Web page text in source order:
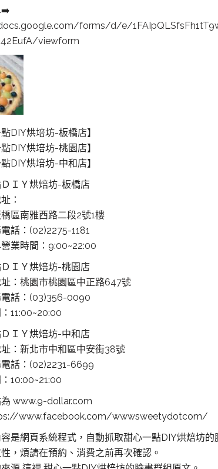
➡️
forms/d/e/
viewform
點DIY烘培坊-板橋店】
點DIY烘培坊-桃園店】
點DIY烘培坊-中和店】
ＩＹ烘焙坊-板橋店
：
區南雅西路二段2號1樓
話：(02)2275-1181
業時間：9:00~22:00
ＩＹ烘焙坊-桃園店
： 桃園市桃園區中正路647號
話：(03)356-0090
11:00~20:00
ＩＹ烘焙坊-中和店
： 新北市中和區中安街38號
話：(02)2231-6699
10:00~21:00
為 www.9-dollar.com
www.facebook.com/wwwsweetydotcom/
是網頁系統程式，自動抓取甜心一點DIY烘焙坊
，煩請在預約、消費之前再次確認。